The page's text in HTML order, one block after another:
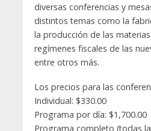
diversas conferencias y
distintos temas como la
la producción de las
regímenes fiscales de las
entre otros más.
Los precios para las
Individual: $330.00
Programa por día: $1,700.00
Programa completo (todas